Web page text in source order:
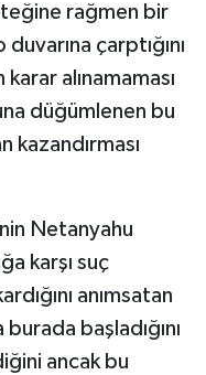
rağmen bir
çarptığını
alınamaması
düğümlenen bu
kazandırması
Netanyahu
karşı suç
anımsatan
başladığını
ancak bu